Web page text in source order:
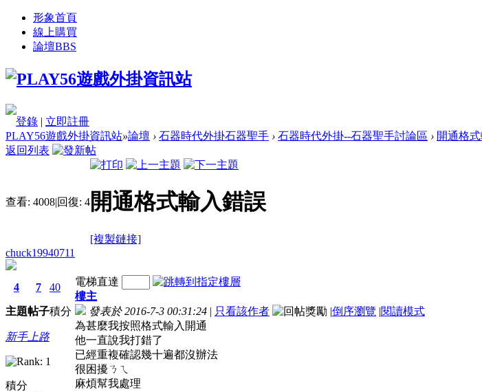
形象首頁
線上購買
論壇BBS
登錄 | 立即註冊
PLAY56遊戲外掛資訊站»論壇 › 石器時代外掛石器聖手 › 石器時代外掛--石器聖手討論區 › 開通格
返回列表
查看: 4008|回復: 4 開通格式輸入錯誤
[複製鏈接]
chuck19940711
4
主題
7
帖子
40
積分
新手上路
積分
電梯直達
樓主
發表於 2016-7-3 00:31:24 | 只看該作者 |倒序瀏覽 |閱讀模式
為甚麼我按照格式輸入開通
他一直說我打錯了
已經重複確認幾十遍都沒辦法
很困擾ㄋㄟ
麻煩幫我處理